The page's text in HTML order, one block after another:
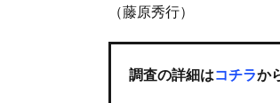
（藤原秀行）
調査の詳細はコチラか